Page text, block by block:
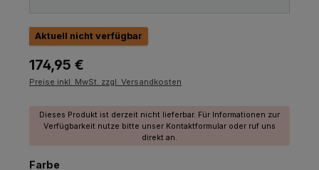
Aktuell nicht verfügbar
Regulärer Preis:
174,95 €
Preise inkl. MwSt. zzgl. Versandkosten
Dieses Produkt ist derzeit nicht lieferbar. Für Informationen zur
Verfügbarkeit nutze bitte unser Kontaktformular oder ruf uns
direkt an.
Farbe